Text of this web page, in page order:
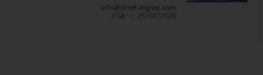
info@chief-digital.com